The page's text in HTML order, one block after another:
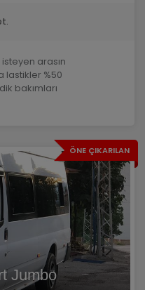
arasın
lastikler %50
bakımları
ÖNE ÇIKARILAN
Jumbo